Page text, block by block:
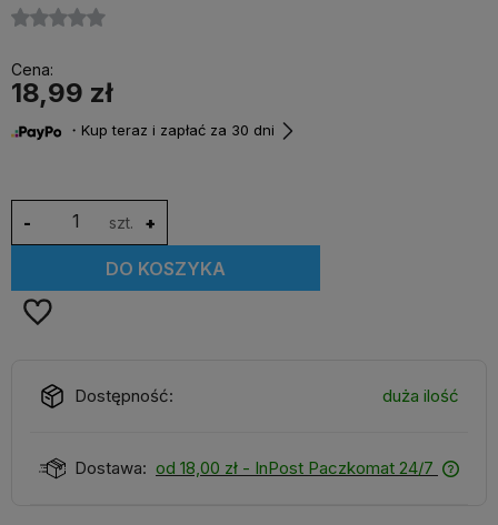
Cena:
18,99 zł
・Kup teraz i zapłać za 30 dni
szt. +
-
DO KOSZYKA
Dostępność: duża ilość
Dostawa: od 18,00 zł - InPost Paczkomat 24/7